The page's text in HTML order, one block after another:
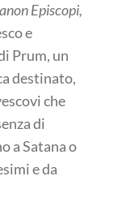
Episcopi,
e
Prum, un
destinato,
che
di
a Satana o
e da